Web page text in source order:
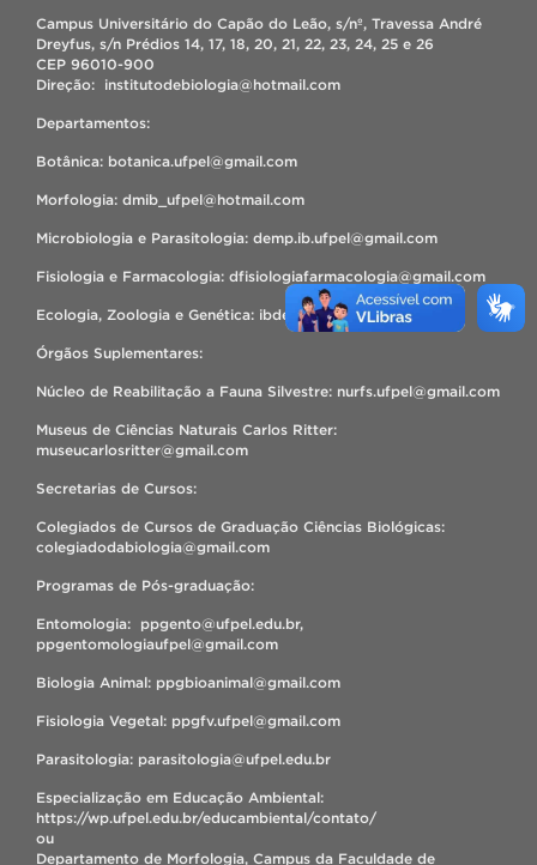
Campus Universitário do Capão do Leão, s/nº, Travessa André
Dreyfus, s/n Prédios 14, 17, 18, 20, 21, 22, 23, 24, 25 e 26
CEP 96010-900
Direção: institutodebiologia@hotmail.com
Departamentos:
Botânica: botanica.ufpel@gmail.com
Morfologia: dmib_ufpel@hotmail.com
Microbiologia e Parasitologia: demp.ib.ufpel@gmail.com
Fisiologia e Farmacologia: dfisiologiafarmacologia@gmail.com
Ecologia, Zoologia e Genética: ibdezg@hotmail.com
Órgãos Suplementares:
Núcleo de Reabilitação a Fauna Silvestre: nurfs.ufpel@gmail.com
Museus de Ciências Naturais Carlos Ritter:
museucarlosritter@gmail.com
Secretarias de Cursos:
Colegiados de Cursos de Graduação Ciências Biológicas:
colegiadodabiologia@gmail.com
Programas de Pós-graduação:
Entomologia: ppgento@ufpel.edu.br,
ppgentomologiaufpel@gmail.com
Biologia Animal: ppgbioanimal@gmail.com
Fisiologia Vegetal: ppgfv.ufpel@gmail.com
Parasitologia: parasitologia@ufpel.edu.br
Especialização em Educação Ambiental:
https://wp.ufpel.edu.br/educambiental/contato/
ou
Departamento de Morfologia, Campus da Faculdade de